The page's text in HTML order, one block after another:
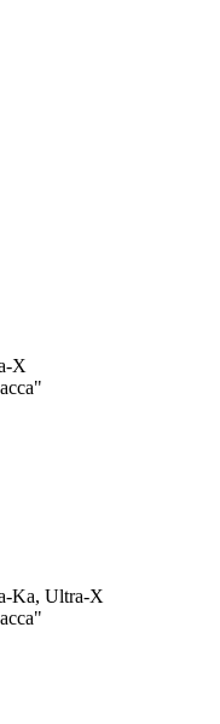
X
Ka, Ultra-X